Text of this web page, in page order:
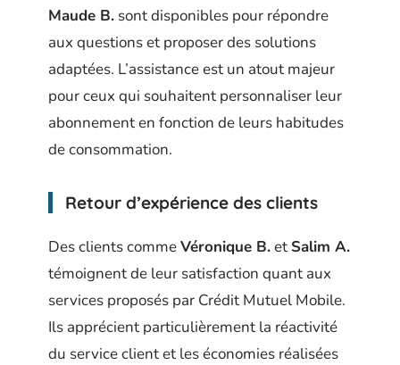
Maude B. sont disponibles pour répondre
aux questions et proposer des solutions
adaptées. L’assistance est un atout majeur
pour ceux qui souhaitent personnaliser leur
abonnement en fonction de leurs habitudes
de consommation.
Retour d’expérience des clients
Des clients commeVéronique B.et Salim A.
témoignent de leur satisfaction quant aux
services proposés par Crédit Mutuel Mobile.
Ils apprécient particulièrement la réactivité
du service client et les économies réalisées